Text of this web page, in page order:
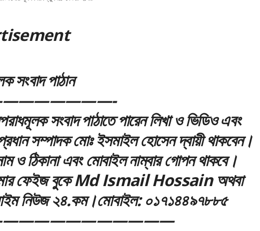
tisement
সংবাদ পাঠান
সংবাদ পাঠাতে পারেন লিখা ও ভিডিও এবং
সম্পাদক মোঃ ইসমাইল হোসেন দ্বায়ী থাকবেন।
ও ঠিকানা এবং মোবাইল নাম্বার গোপন থাকবে।
ফেইজ বুকে Md Ismail Hossain অথবা
নিউজ ২৪.কম।মোবাইল: ০১৭১৪৪৯৭৮৮৫